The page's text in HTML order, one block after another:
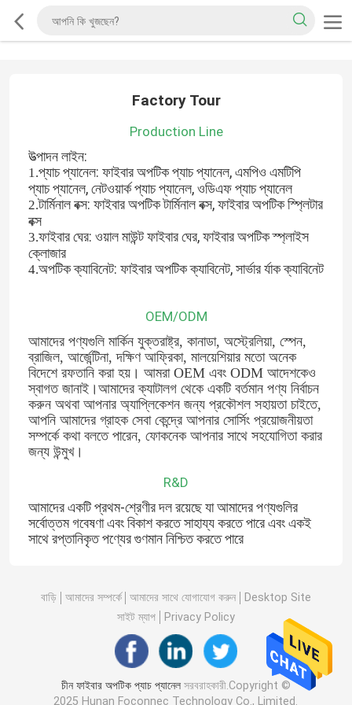
Factory Tour
Production Line
উত্পাদন লাইন:
1.প্যাচ প্যানেল: ফাইবার অপটিক প্যাচ প্যানেল, এমপিও এমটিপি
প্যাচ প্যানেল, নেটওয়ার্ক প্যাচ প্যানেল, ওডিএফ প্যাচ প্যানেল
2.টার্মিনাল বক্স: ফাইবার অপটিক টার্মিনাল বক্স, ফাইবার অপটিক স্প্লিটার
বক্স
3.ফাইবার ঘের: ওয়াল মাউন্ট ফাইবার ঘের, ফাইবার অপটিক স্প্লাইস
ক্লোজার
4.অপটিক ক্যাবিনেট: ফাইবার অপটিক ক্যাবিনেট, সার্ভার র্যাক ক্যাবিনেট
OEM/ODM
আমাদের পণ্যগুলি মার্কিন যুক্তরাষ্ট্র, কানাডা, অস্ট্রেলিয়া, স্পেন,
ব্রাজিল, আর্জেন্টিনা, দক্ষিণ আফ্রিকা, মালয়েশিয়ার মতো অনেক
বিদেশে রফতানি করা হয়। আমরা OEM এবং ODM আদেশকেও
স্বাগত জানাই।আমাদের ক্যাটালগ থেকে একটি বর্তমান পণ্য নির্বাচন
করুন অথবা আপনার অ্যাপ্লিকেশন জন্য প্রকৌশল সহায়তা চাইতে,
আপনি আমাদের গ্রাহক সেবা কেন্দ্রে আপনার সোর্সিং প্রয়োজনীয়তা
সম্পর্কে কথা বলতে পারেন, ফোকনেক আপনার সাথে সহযোগিতা করার
জন্য উন্মুখ।
R&D
আমাদের একটি প্রথম-শ্রেণীর দল রয়েছে যা আমাদের পণ্যগুলির
সর্বোত্তম গবেষণা এবং বিকাশ করতে সাহায্য করতে পারে এবং একই
সাথে রপ্তানিকৃত পণ্যের গুণমান নিশ্চিত করতে পারে
বাড়ি আমাদের সম্পর্কে আমাদের সাথে যোগাযোগ করুন
Desktop Site
সাইট ম্যাপ
Privacy Policy
চীন ফাইবার অপটিক প্যাচ প্যানেলসরবরাহকারী.Copyright ©
2025 Hunan Foconnec Technology Co., Limited.